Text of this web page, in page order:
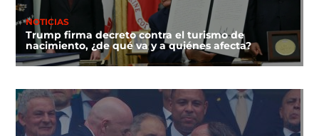
NOTICIAS
Trump firma decreto contra el turismo de
nacimiento, ¿de qué va y a quiénes afecta?